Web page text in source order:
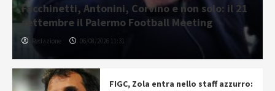
Facchinetti, Antonini, Corvino e non solo: il 21
settembre il Palermo Football Meeting
Redazione 06/08/2026 11:31
FIGC, Zola entra nello staff azzurro: